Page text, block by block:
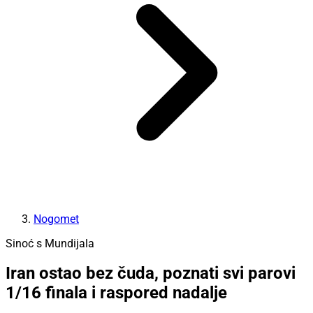
Nogomet
Sinoć s Mundijala
Iran ostao bez čuda, poznati svi parovi
1/16 finala i raspored nadalje